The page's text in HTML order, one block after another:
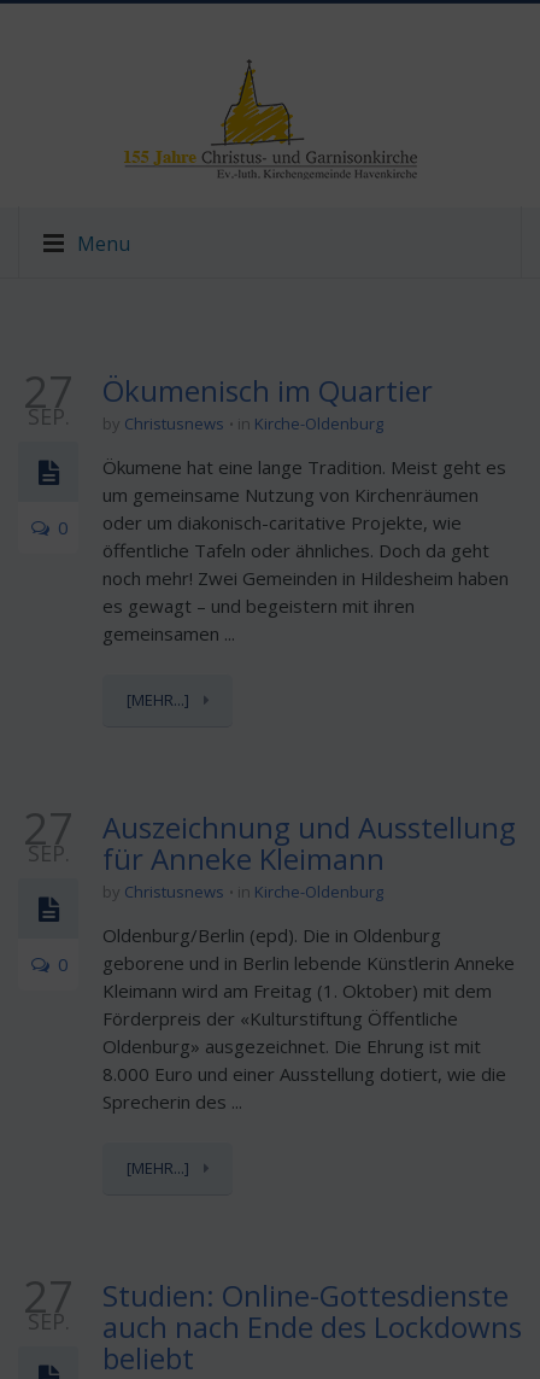
Menu
27
SEP.
0
Ökumenisch im Quartier
by Christusnews in Kirche-Oldenburg
Ökumene hat eine lange Tradition. Meist geht es
um gemeinsame Nutzung von Kirchenräumen
oder um diakonisch-caritative Projekte, wie
öffentliche Tafeln oder ähnliches. Doch da geht
noch mehr! Zwei Gemeinden in Hildesheim haben
es gewagt – und begeistern mit ihren
gemeinsamen ...
[MEHR...]
27
SEP.
0
Auszeichnung und Ausstellung
für Anneke Kleimann
by Christusnews in Kirche-Oldenburg
Oldenburg/Berlin (epd). Die in Oldenburg
geborene und in Berlin lebende Künstlerin Anneke
Kleimann wird am Freitag (1. Oktober) mit dem
Förderpreis der «Kulturstiftung Öffentliche
Oldenburg» ausgezeichnet. Die Ehrung ist mit
8.000 Euro und einer Ausstellung dotiert, wie die
Sprecherin des ...
[MEHR...]
27
SEP.
Studien: Online-Gottesdienste
auch nach Ende des Lockdowns
beliebt